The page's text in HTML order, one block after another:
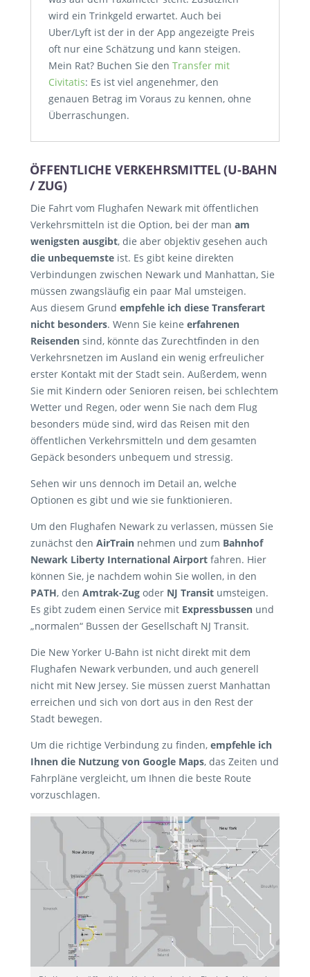
wird ein Trinkgeld erwartet. Auch bei
Uber/Lyft ist der in der App angezeigte Preis
oft nur eine Schätzung und kann steigen.
Mein Rat? Buchen Sie denTransfer mit
Civitatis: Es ist viel angenehmer, den
genauen Betrag im Voraus zu kennen, ohne
Überraschungen.
ÖFFENTLICHE VERKEHRSMITTEL (U-BAHN
/ ZUG)
Die Fahrt vom Flughafen Newark mit öffentlichen
Verkehrsmitteln ist die Option, bei der man am
wenigsten ausgibt, die aber objektiv gesehen auch
die unbequemste ist. Es gibt keine direkten
Verbindungen zwischen Newark und Manhattan, Sie
müssen zwangsläufig ein paar Mal umsteigen.
Aus diesem Grund empfehle ich diese Transferart
nicht besonders. Wenn Sie keine erfahrenen
Reisenden sind, könnte das Zurechtfinden in den
Verkehrsnetzen im Ausland ein wenig erfreulicher
erster Kontakt mit der Stadt sein. Außerdem, wenn
Sie mit Kindern oder Senioren reisen, bei schlechtem
Wetter und Regen, oder wenn Sie nach dem Flug
besonders müde sind, wird das Reisen mit den
öffentlichen Verkehrsmitteln und dem gesamten
Gepäck besonders unbequem und stressig.
Sehen wir uns dennoch im Detail an, welche
Optionen es gibt und wie sie funktionieren.
Um den Flughafen Newark zu verlassen, müssen Sie
zunächst den AirTrain nehmen und zum Bahnhof
Newark Liberty International Airport fahren. Hier
können Sie, je nachdem wohin Sie wollen, in den
PATH, den Amtrak-Zug oder NJ Transit umsteigen.
Es gibt zudem einen Service mit Expressbussen und
„normalen“ Bussen der Gesellschaft NJ Transit.
Die New Yorker U-Bahn ist nicht direkt mit dem
Flughafen Newark verbunden, und auch generell
nicht mit New Jersey. Sie müssen zuerst Manhattan
erreichen und sich von dort aus in den Rest der
Stadt bewegen.
Um die richtige Verbindung zu finden, empfehle ich
Ihnen die Nutzung von Google Maps, das Zeiten und
Fahrpläne vergleicht, um Ihnen die beste Route
vorzuschlagen.